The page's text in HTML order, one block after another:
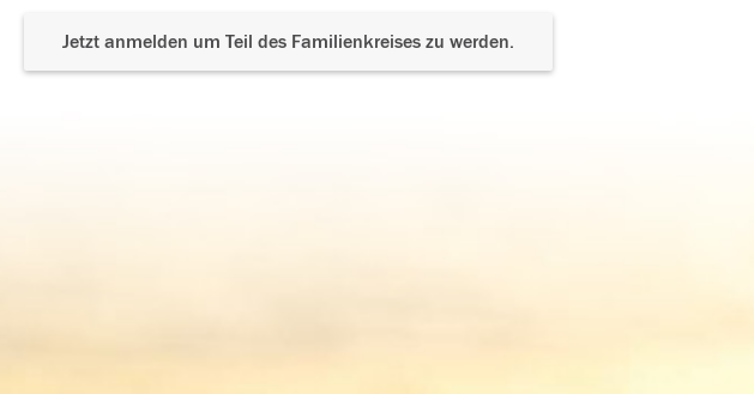
Jetzt anmelden um Teil des Familienkreises zu werden.